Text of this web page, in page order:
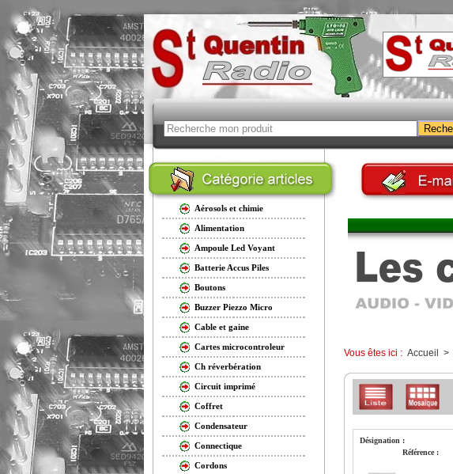
Aérosols et chimie
Alimentation
Ampoule Led Voyant
Batterie Accus Piles
Boutons
Buzzer Piezzo Micro
Cable et gaine
Cartes microcontroleur
Ch réverbération
Circuit imprimé
Coffret
Condensateur
Connectique
Cordons
Vous êtes ici : Accueil >
Désignation :
Référence :